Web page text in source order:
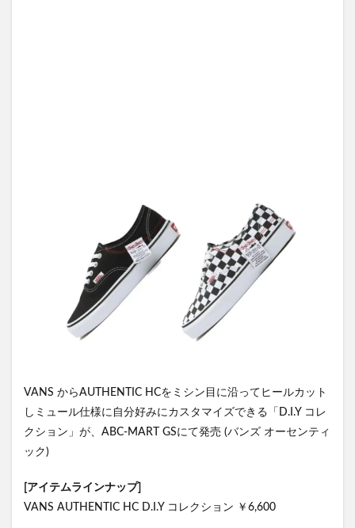
VANS からAUTHENTIC HCをミシン目に沿ってヒールカット
しミュール仕様に自分好みにカスタマイズできる「D.I.Y コレ
クション」が、ABC-MART GSにて発売 (バンズ オーセンティ
ック)
[アイテムラインナップ]
VANS AUTHENTIC HC D.I.Y コレクション ￥6,600